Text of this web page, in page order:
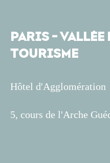
PARIS - VALLÉE
TOURISME
Hôtel d'Agglomération
5, cours de l'Arche